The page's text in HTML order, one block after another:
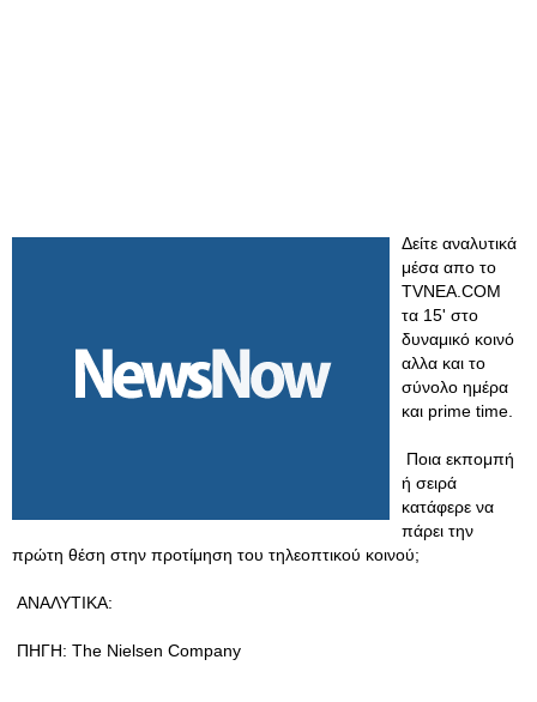
Δείτε αναλυτικά
μέσα απο το
TVNEA.COM
τα 15' στο
δυναμικό κοινό
αλλα και το
σύνολο ημέρα
και prime time.
Ποια εκπομπή
ή σειρά
κατάφερε να
πάρει την
πρώτη θέση στην προτίμηση του τηλεοπτικού κοινού;
ΑΝΑΛΥΤΙΚΑ:
ΠΗΓΗ: The Nielsen Company